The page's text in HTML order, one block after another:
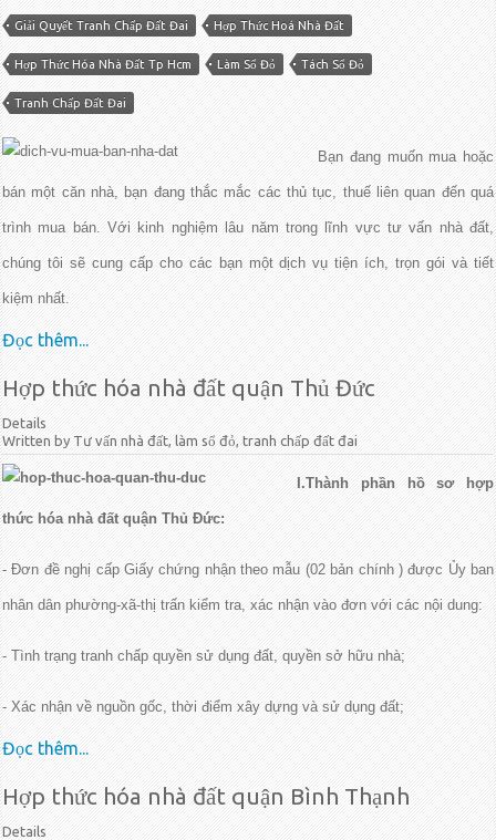
Giải Quyết Tranh Chấp Đất Đai Hợp Thức Hoá Nhà Đất
Hợp Thức Hóa Nhà Đất Tp Hcm Làm Sổ Đỏ Tách Sổ Đỏ
Tranh Chấp Đất Đai
Bạn đang muốn mua hoặc
bán một căn nhà, bạn đang thắc mắc các thủ tục, thuế liên quan đến quá
trình mua bán. Với kinh nghiệm lâu năm trong lĩnh vực tư vấn nhà đất,
chúng tôi sẽ cung cấp cho các bạn một dịch vụ tiện ích, trọn gói và tiết
kiệm nhất.
Đọc thêm...
Hợp thức hóa nhà đất quận Thủ Đức
Details
Written by Tư vấn nhà đất, làm sổ đỏ, tranh chấp đất đai
I.Thành phần hồ sơ hợp
thức hóa nhà đất quận Thủ Đức:
- Đơn đề nghị cấp Giấy chứng nhận theo mẫu (02 bản chính ) được Ủy ban
nhân dân phường-xã-thị trấn kiểm tra, xác nhận vào đơn với các nội dung:
- Tình trạng tranh chấp quyền sử dụng đất, quyền sở hữu nhà;
- Xác nhận về nguồn gốc, thời điểm xây dựng và sử dụng đất;
Đọc thêm...
Hợp thức hóa nhà đất quận Bình Thạnh
Details